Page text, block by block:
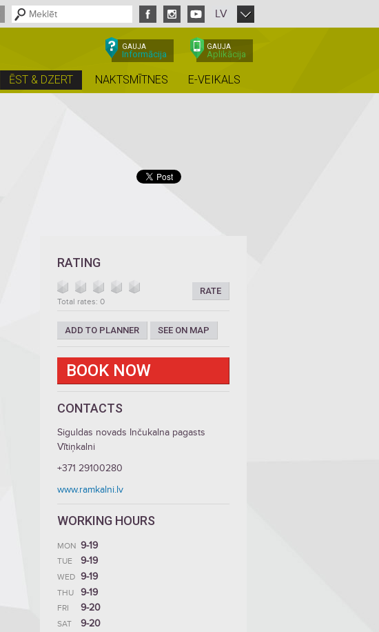
LV
GAUJA
Informācija
GAUJA
Aplikācija
ĒST & DZERT NAKTSMĪTNES E-VEIKALS
RATING
RATE
Total rates: 0
ADD TO PLANNER SEE ON MAP
BOOK NOW
CONTACTS
Siguldas novads Inčukalna pagasts
Vītiņkalni
+371 29100280
www.ramkalni.lv
WORKING HOURS
MON 9-19
TUE 9-19
WED 9-19
THU 9-19
FRI 9-20
SAT 9-20